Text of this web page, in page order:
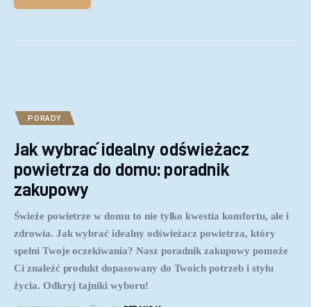
PORADY
Jak wybrać idealny odświeżacz
powietrza do domu: poradnik
zakupowy
Świeże powietrze w domu to nie tylko kwestia komfortu, ale i
zdrowia. Jak wybrać idealny odświeżacz powietrza, który
spełni Twoje oczekiwania? Nasz poradnik zakupowy pomoże
Ci znaleźć produkt dopasowany do Twoich potrzeb i stylu
życia. Odkryj tajniki wyboru!